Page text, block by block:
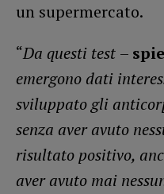
un supermercato.
“Da questi test –
emergono dati
sviluppato gli
senza aver avuto
risultato positivo,
aver avuto mai